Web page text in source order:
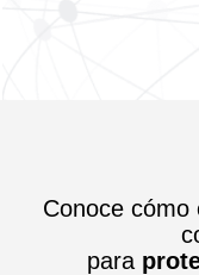
Conoce
para